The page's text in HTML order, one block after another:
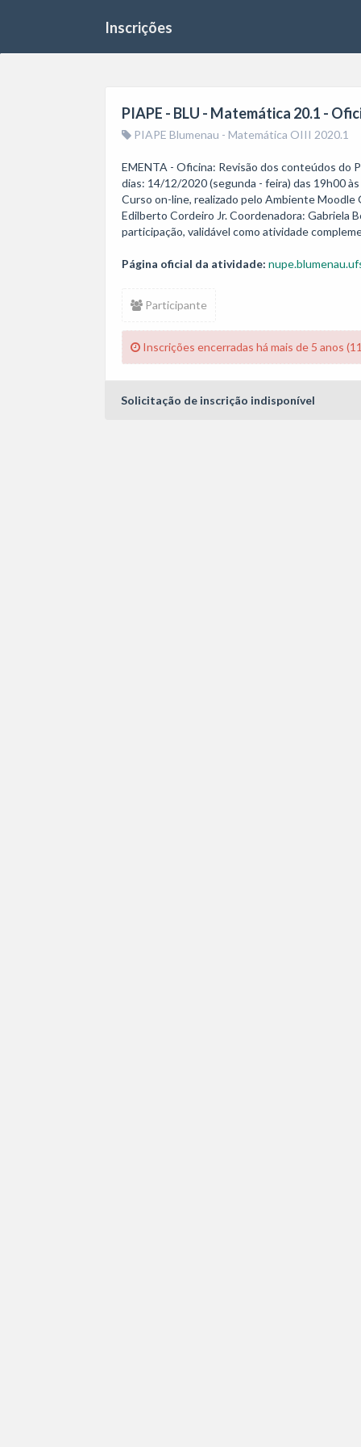
Inscrições
PIAPE - BLU - Matemática 20.1 -
PIAPE Blumenau - Matemática OIII 2020.1
EMENTA - Oficina: Revisão dos conteúdos do
dias: 14/12/2020 (segunda - feira) das 19h00
Curso on-line, realizado pelo Ambiente
Edilberto Cordeiro Jr. Coordenadora: Gabriela
participação, validável como atividade
Página oficial da atividade:
Participante
Inscrições encerradas há mais de 5 anos
Solicitação de inscrição indisponível